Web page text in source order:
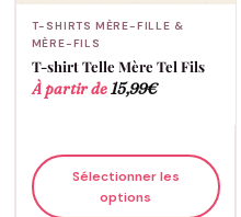
T-SHIRTS MÈRE-FILLE &
MÈRE-FILS
T-shirt Telle Mère Tel Fils
À partir de15,99€
Sélectionner les
options